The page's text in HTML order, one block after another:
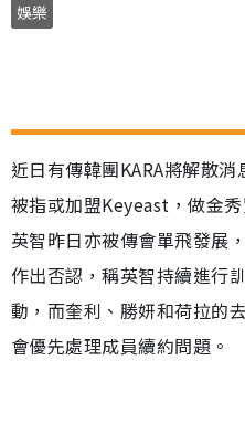
娛樂
近日有傳韓團KARA將解散
被指或加盟Keyeast，做金
英智昨日亦被傳會單飛發展
作出否認，稱英智持續進行
動，而奎利、勝妍和荷拉的
會優先處理成員續約問題。